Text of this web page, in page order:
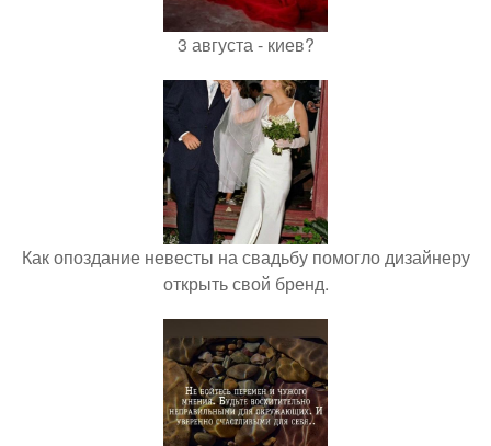
3 августа - киев?
Как опоздание невесты на свадьбу помогло дизайнеру
открыть свой бренд.